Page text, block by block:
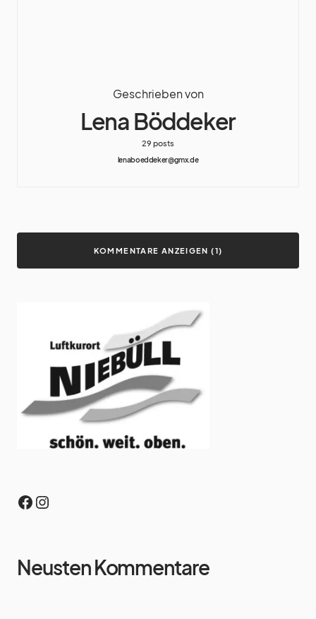
Geschrieben von
Lena Böddeker
29 posts
lenaboeddeker@gmx.de
KOMMENTARE ANZEIGEN (1)
Neusten Kommentare